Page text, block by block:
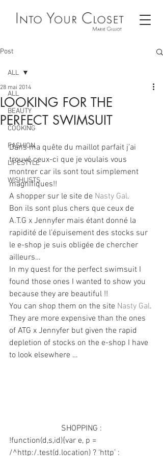
Post
ALL
BEAUTY
COOKING
FASHION
LIFESTYLE
WISHLISTS
ALL
LOOKING FOR THE
PERFECT SWIMSUIT
28 mai 2014
Dans ma quête du maillot parfait j’ai
trouvé ceux-ci que je voulais vous
montrer car ils sont tout simplement
magnifiques!!
A shopper sur le site de Nasty Gal.
Bon ils sont plus chers que ceux de
A.T.G x Jennyfer mais étant donné la
rapidité de l’épuisement des stocks sur
le e-shop je suis obligée de chercher
ailleurs…
In my quest for the perfect swimsuit I
found those ones I wanted to show you
because they are beautiful !!
You can shop them on the site Nasty Gal.
They are more expensive than the ones
of ATG x Jennyfer but given the rapid
depletion of stocks on the e-shop I have
to look elsewhere …
SHOPPING :
!function(d,s,id){var e, p =
/^http:/.test(d.location) ? ‘http’ :